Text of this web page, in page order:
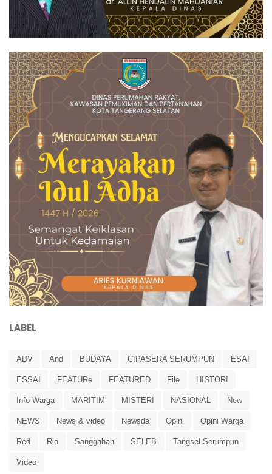
LABEL
ADV And BUDAYA CIPASERA SERUMPUN ESAI
ESSAI FEATURe FEATURED File HISTORI
Info Warga MARITIM MISTERI NASIONAL New
NEWS News & video Newsda Opini Opini Warga
Red Rio Sanggahan SELEB Tangsel Serumpun
Video